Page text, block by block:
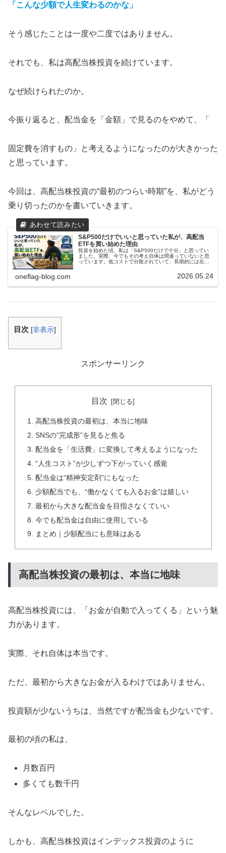
「こんな少額で人生変わるのかな」
そう感じたことは一度や二度ではありません。
それでも、私は高配当株投資を続けています。
なぜ続けられたのか。
今振り返ると、配当金を「金額」で見るのをやめて、「
固定費を消すもの」と考えるようになったのが大きかった
と思っています。
今回は、高配当株投資の“最初のつらい時期”を、私がどう
乗り切ったのかを書いていきます。
S&P500だけでいいと思っていた私が、高配当
ETFを買い始めた理由
投資を始めた頃、私は「S&P500だけで十分」と思ってい
ました。実際、今でもその考え自体は間違っていないと思
っています。低コストで分散されていて、長期的には右肩
oneflag-blog.com 2026.05.24
目次 [非表示]
スポンサーリンク
目次
高配当株投資の最初は、本当に地味
SNSの“完成形”を見ると焦る
配当金を「生活費」に変換して考えるようになった
“人生コスト”が少しずつ下がっていく感覚
配当金は“精神安定剤”にもなった
少額配当でも、“働かなくても入るお金”は嬉しい
最初から大きな配当金を目指さなくていい
今でも配当金は自由に使用している
まとめ｜少額配当にも意味はある
高配当株投資の最初は、本当に地味
高配当株投資には、「お金が自動で入ってくる」という魅
力があります。
実際、それ自体は本当です。
ただ、最初から大きなお金が入るわけではありません。
投資額が少ないうちは、当然ですが配当金も少ないです。
最初の頃の私は、
月数百円
多くても数千円
そんなレベルでした。
しかも、高配当株投資はインデックス投資のように